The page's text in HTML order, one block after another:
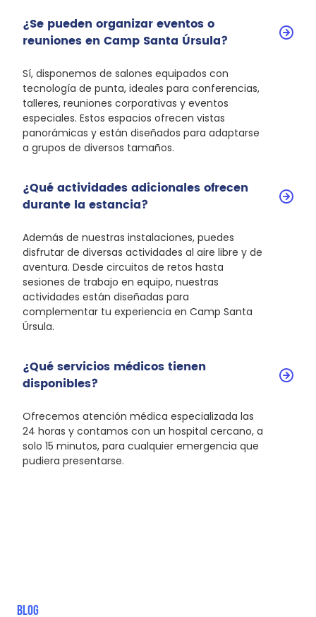
¿Se pueden organizar eventos o
reuniones en Camp Santa Úrsula?
Sí, disponemos de salones equipados con
tecnología de punta, ideales para conferencias,
talleres, reuniones corporativas y eventos
especiales. Estos espacios ofrecen vistas
panorámicas y están diseñados para adaptarse
a grupos de diversos tamaños.
¿Qué actividades adicionales ofrecen
durante la estancia?
Además de nuestras instalaciones, puedes
disfrutar de diversas actividades al aire libre y de
aventura. Desde circuitos de retos hasta
sesiones de trabajo en equipo, nuestras
actividades están diseñadas para
complementar tu experiencia en Camp Santa
Úrsula.
¿Qué servicios médicos tienen
disponibles?
Ofrecemos atención médica especializada las
24 horas y contamos con un hospital cercano, a
solo 15 minutos, para cualquier emergencia que
pudiera presentarse.
BLOG